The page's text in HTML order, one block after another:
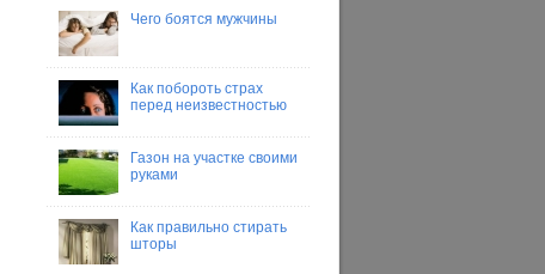
Чего боятся мужчины
Как побороть страх
перед неизвестностью
Газон на участке своими
руками
Как правильно стирать
шторы